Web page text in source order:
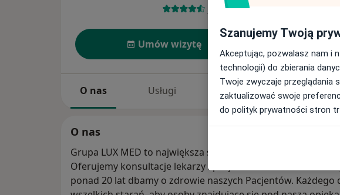
324 opinie
Umów wizytę
O nas Usługi Specjaliści Adresy
O nas
Grupa LUX MED to największa sieć prywatnych poradni
Oferujemy konsultacje lekarzy specjalistów oraz badania
ponad 20 lat dbamy o zdrowie naszych Pacjentów. Każdego
Szanujemy Twoją
Akceptując, pozwalasz nam i
technologii) do zbierania
Twoje zwyczaje przeglądania
zaktualizować swoje
do polityk prywatności stron